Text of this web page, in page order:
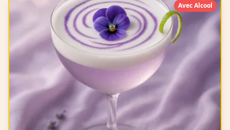
Avec Alcool